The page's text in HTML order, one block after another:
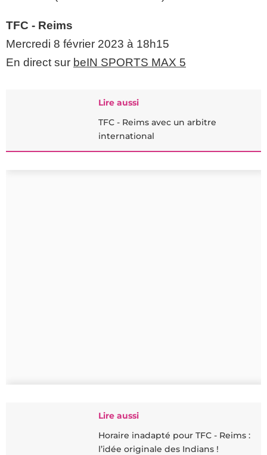
TFC - Reims
Mercredi 8 février 2023 à 18h15
En direct sur beIN SPORTS MAX 5
Lire aussi
TFC - Reims avec un arbitre
international
Lire aussi
Horaire inadapté pour TFC - Reims :
l’idée originale des Indians !